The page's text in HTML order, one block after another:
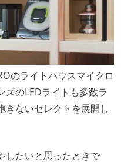
のライトハウスマイクロ
ズのLEDライトも多数ラ
きないセレクトを展開し
したいと思ったときで